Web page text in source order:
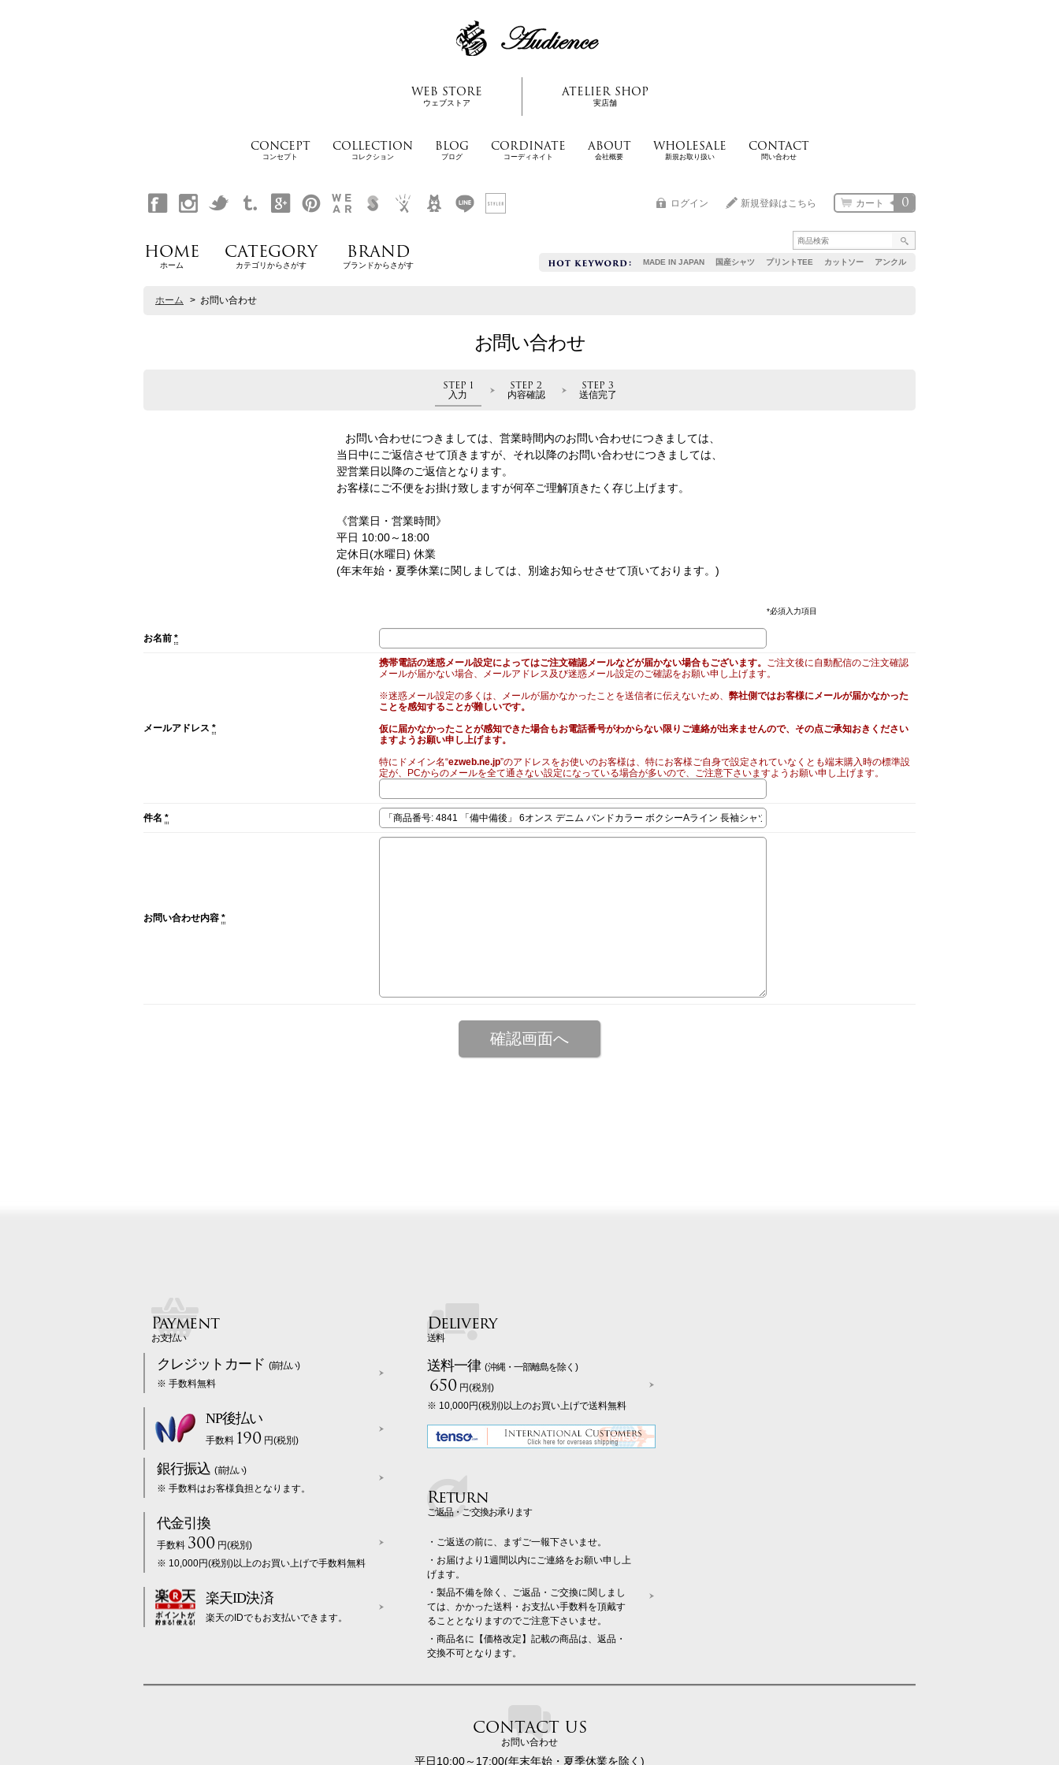
WEB STORE
ウェブストア
ATELIER SHOP
実店舗
CONCEPT
コンセプト
COLLECTION
コレクション
BLOG
ブログ
CORDINATE
コーディネイト
ABOUT
会社概要
WHOLESALE
新規お取り扱い
CONTACT
問い合わせ
MADE IN JAPAN 国産シャツ プリントTEE カットソー アンクル
0
カート
ログイン 新規登録はこちら
HOME
ホーム
CATEGORY
カテゴリからさがす
BRAND
ブランドからさがす
ホーム > お問い合わせ
お問い合わせ
STEP 1
入力
STEP 2
内容確認
STEP 3
送信完了
お問い合わせにつきましては、営業時間内のお問い合わせにつきましては、
当日中にご返信させて頂きますが、それ以降のお問い合わせにつきましては、
翌営業日以降のご返信となります。
お客様にご不便をお掛け致しますが何卒ご理解頂きたく存じ上げます。
《営業日・営業時間》
平日 10:00～18:00
定休日(水曜日) 休業
(年末年始・夏季休業に関しましては、別途お知らせさせて頂いております。)
*必須入力項目
お名前 *
メールアドレス *
携帯電話の迷惑メール設定によってはご注文確認メールなどが届かない場合もございます。 ご注文後に自動配信のご注文確認
メールが届かない場合、メールアドレス及び迷惑メール設定のご確認をお願い申し上げます。
※迷惑メール設定の多くは、メールが届かなかったことを送信者に伝えないため、 弊社側ではお客様にメールが届かなかった
ことを感知することが難しいです。
仮に届かなかったことが感知できた場合もお電話番号がわからない限りご連絡が出来ませんので、その点ご承知おきください
ますようお願い申し上げます。
特にドメイン名“ezweb.ne.jp”のアドレスをお使いのお客様は、特にお客様ご自身で設定されていなくとも端末購入時の標準設
定が、PCからのメールを全て通さない設定になっている場合が多いので、ご注意下さいますようお願い申し上げます。
件名 *
お問い合わせ内容 *
Payment
お支払い
クレジットカード (前払い)
※ 手数料無料
NP後払い
手数料 190 円(税別)
銀行振込 (前払い)
※ 手数料はお客様負担となります。
代金引換
手数料 300 円(税別)
※ 10,000円(税別)以上のお買い上げで手数料無料
楽天ID決済
楽天のIDでもお支払いできます。
Delivery
送料
送料一律 (沖縄・一部離島を除く)
650 円(税別)
※ 10,000円(税別)以上のお買い上げで送料無料
Return
ご返品・ご交換お承ります
・ご返送の前に、まずご一報下さいませ。
・お届けより1週間以内にご連絡をお願い申し上
げます。
・製品不備を除く、ご返品・ご交換に関しまし
ては、かかった送料・お支払い手数料を頂戴す
ることとなりますのでご注意下さいませ。
・商品名に【価格改定】記載の商品は、返品・
交換不可となります。
CONTACT US
お問い合わせ
平日10:00～17:00(年末年始・夏季休業を除く)